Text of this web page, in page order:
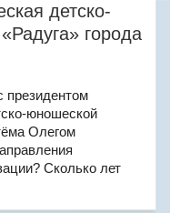
детско-
города
президентом
юношеской
Олегом
Сколько лет